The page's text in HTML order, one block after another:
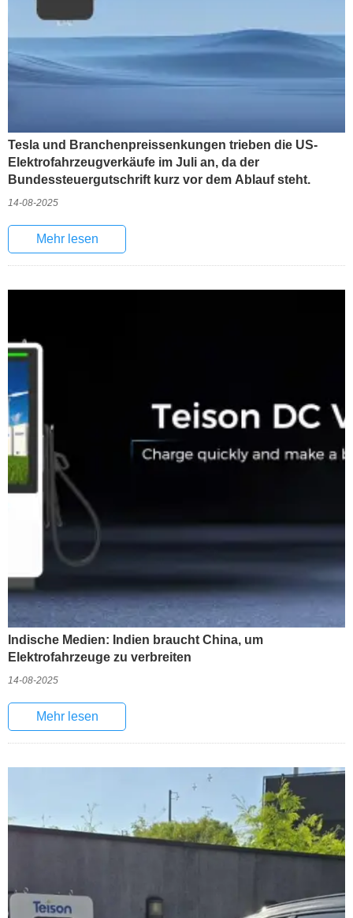
Tesla und Branchenpreissenkungen trieben die US-
Elektrofahrzeugverkäufe im Juli an, da der
Bundessteuergutschrift kurz vor dem Ablauf steht.
14-08-2025
Mehr lesen
Indische Medien: Indien braucht China, um
Elektrofahrzeuge zu verbreiten
14-08-2025
Mehr lesen